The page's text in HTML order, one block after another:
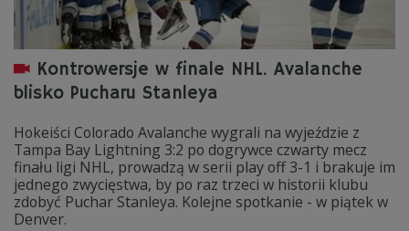
Kontrowersje w finale NHL. Avalanche
blisko Pucharu Stanleya
Hokeiści Colorado Avalanche wygrali na wyjeździe z
Tampa Bay Lightning 3:2 po dogrywce czwarty mecz
finału ligi NHL, prowadzą w serii play off 3-1 i brakuje im
jednego zwycięstwa, by po raz trzeci w historii klubu
zdobyć Puchar Stanleya. Kolejne spotkanie - w piątek w
Denver.